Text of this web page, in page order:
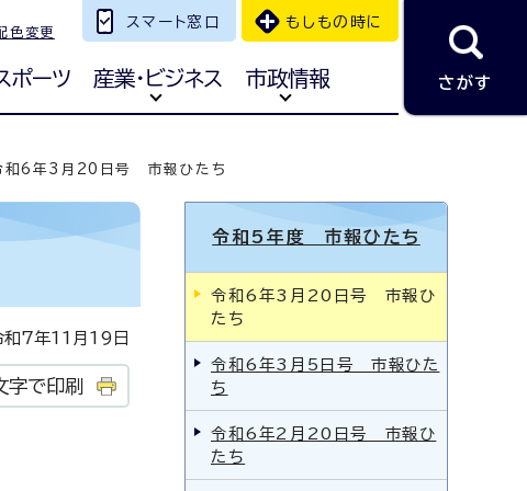
色変更
スマート窓口 もしもの時に
ポーツ 産業・ビジネス 市政情報 さがす
和6年3月20日号 市報ひたち
7年11月19日
字で印刷
令和5年度 市報ひたち
令和6年3月20日号 市報ひ
たち
令和6年3月5日号 市報ひた
ち
令和6年2月20日号 市報ひ
たち